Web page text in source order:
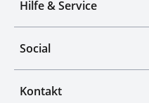
Hilfe & Service
Social
Kontakt